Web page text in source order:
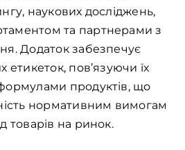
наукових досліджень,
та партнерами з
Додаток забезпечує
етикеток, пов’язуючи їх
продуктів, що
нормативним вимогам
товарів на ринок.